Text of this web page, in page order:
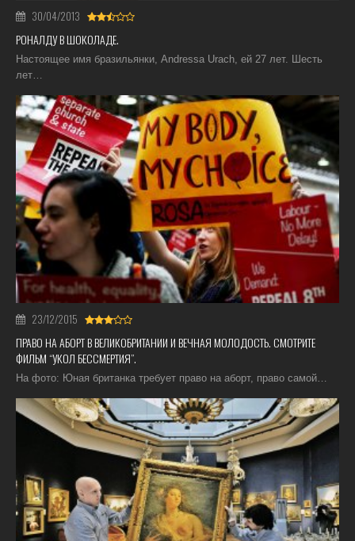
30/04/2013
РОНАЛДУ В ШОКОЛАДЕ.
Настоящее имя бразильянки, Andressa Urach, ей 27 лет. Шесть
лет…
23/12/2015
ПРАВО НА АБОРТ В ВЕЛИКОБРИТАНИИ И ВЕЧНАЯ МОЛОДОСТЬ. СМОТРИТЕ
ФИЛЬМ “УКОЛ БЕССМЕРТИЯ”.
На фото: Юная британка требует право на аборт, право самой…